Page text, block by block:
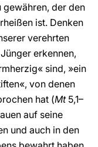
gewähren, der den
ist. Denken
verehrten
erkennen,
sind, »ein
von denen
hat (Mt 5,1–
auf seine
und auch in den